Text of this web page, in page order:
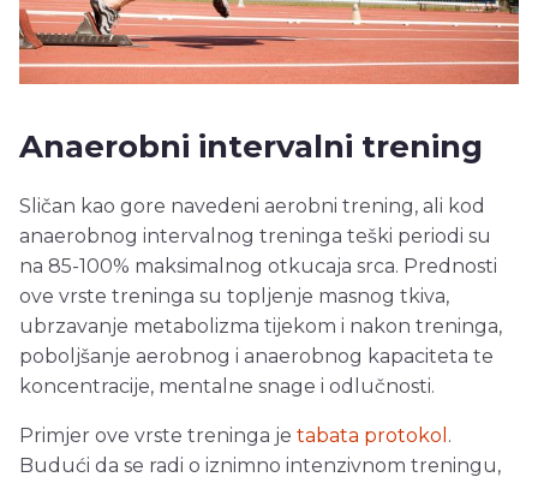
Anaerobni intervalni trening
Sličan kao gore navedeni aerobni trening, ali kod
anaerobnog intervalnog treninga teški periodi su
na 85-100% maksimalnog otkucaja srca. Prednosti
ove vrste treninga su topljenje masnog tkiva,
ubrzavanje metabolizma tijekom i nakon treninga,
poboljšanje aerobnog i anaerobnog kapaciteta te
koncentracije, mentalne snage i odlučnosti.
Primjer ove vrste treninga je tabata protokol .
Budući da se radi o iznimno intenzivnom treningu,